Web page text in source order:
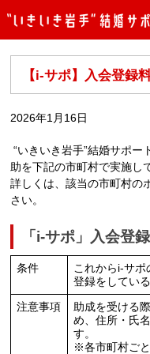
【i-サポ】入会登録
2026年1月16日
“いきいき岩手”結婚サポ
助を下記の市町村で実施し
詳しくは、該当の市町村の
さい。
「i-サポ」入会登
条件
これからi-サ
登録をしている
注意事項
助成を受ける
め、住所・氏
す。
※各市町村ご